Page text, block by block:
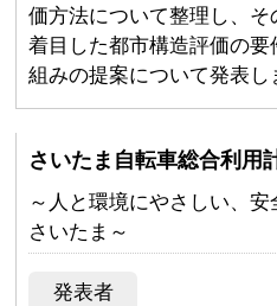
価方法について整理し、
着目した都市構造評価の
組みの提案について発表し
さいたま自転車総合利用
～人と環境にやさしい、
さいたま～
発表者